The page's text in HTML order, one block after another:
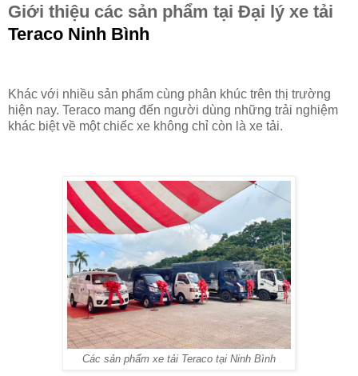
Giới thiệu các sản phẩm tại Đại lý xe tải
Teraco Ninh Bình
Khác với nhiều sản phẩm cùng phân khúc trên thị trường
hiện nay. Teraco mang đến người dùng những trải nghiệm
khác biệt về một chiếc xe không chỉ còn là xe tải.
Các sản phẩm xe tải Teraco tại Ninh Bình